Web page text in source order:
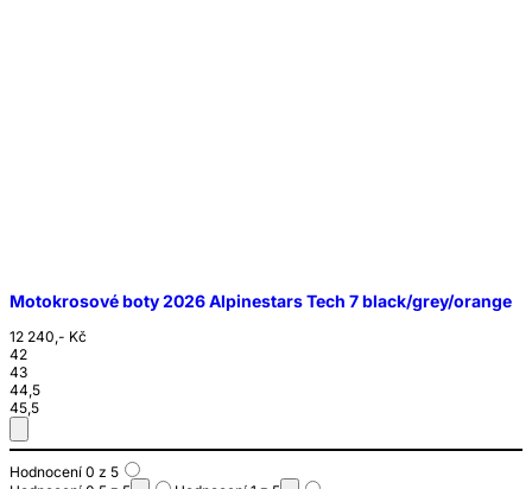
Motokrosové boty 2026 Alpinestars Tech 7 black/grey/orange
12 240,- Kč
42
43
44,5
45,5
Hodnocení 0 z 5